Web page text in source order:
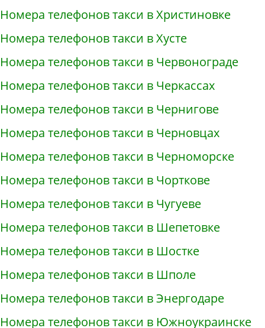
Номера телефонов такси в Христиновке
Номера телефонов такси в Хусте
Номера телефонов такси в Червонограде
Номера телефонов такси в Черкассах
Номера телефонов такси в Чернигове
Номера телефонов такси в Черновцах
Номера телефонов такси в Черноморске
Номера телефонов такси в Чорткове
Номера телефонов такси в Чугуеве
Номера телефонов такси в Шепетовке
Номера телефонов такси в Шостке
Номера телефонов такси в Шполе
Номера телефонов такси в Энергодаре
Номера телефонов такси в Южноукраинске